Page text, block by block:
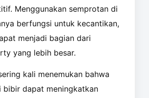
Menggunakan semprotan di
berfungsi untuk kecantikan,
menjadi bagian dari
yang lebih besar.
kali menemukan bahwa
bibir dapat meningkatkan